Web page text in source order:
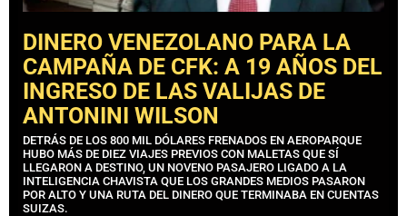
DINERO VENEZOLANO PARA LA
CAMPAÑA DE CFK: A 19 AÑOS DEL
INGRESO DE LAS VALIJAS DE
ANTONINI WILSON
DETRÁS DE LOS 800 MIL DÓLARES FRENADOS EN AEROPARQUE
HUBO MÁS DE DIEZ VIAJES PREVIOS CON MALETAS QUE SÍ
LLEGARON A DESTINO, UN NOVENO PASAJERO LIGADO A LA
INTELIGENCIA CHAVISTA QUE LOS GRANDES MEDIOS PASARON
POR ALTO Y UNA RUTA DEL DINERO QUE TERMINABA EN CUENTAS
SUIZAS.